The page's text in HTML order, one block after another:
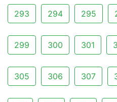
293 294 295
299 300 301
305 306 307